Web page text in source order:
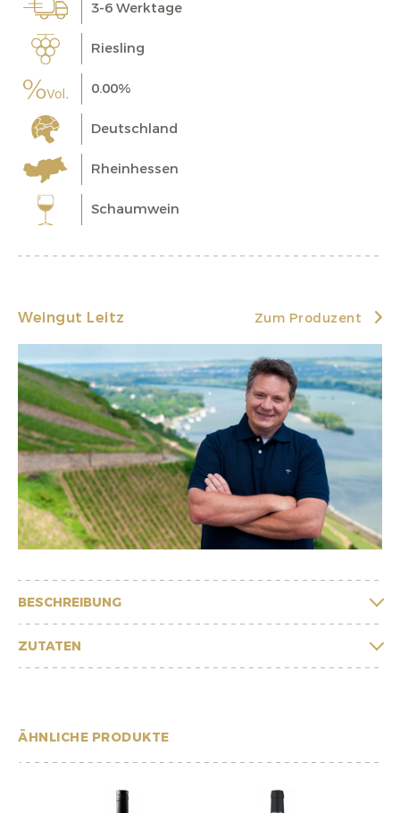
3-6 Werktage
Riesling
0.00%
Deutschland
Rheinhessen
Schaumwein
Weingut Leitz Zum Produzent
BESCHREIBUNG
ZUTATEN
ÄHNLICHE PRODUKTE